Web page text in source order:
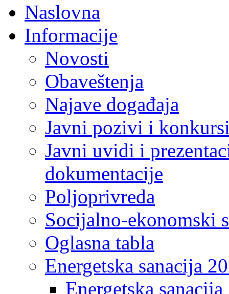
Naslovna
Informacije
Novosti
Obaveštenja
Najave događaja
Javni pozivi i
Javni uvidi i
dokumentacije
Poljoprivreda
Socijalno-ekonomski
Oglasna tabla
Energetska sanacija
Energetska